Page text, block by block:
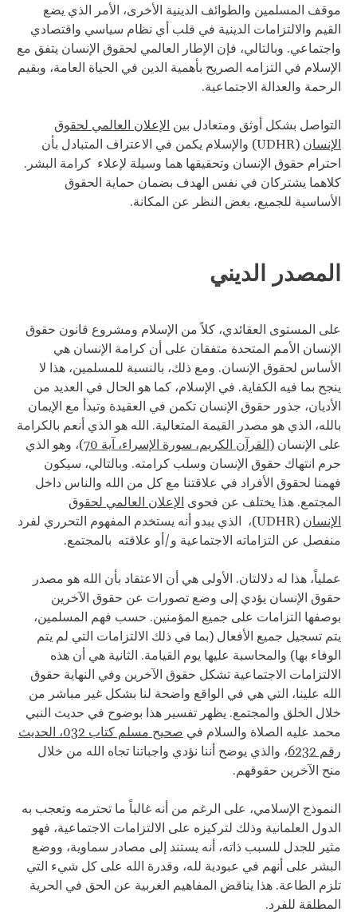
موقف المسلمين والطوائف الدينية الأخرى، الأمر الذي يضع
القيم والالتزامات الدينية في قلب أي نظام سياسي واقتصادي
واجتماعي. وبالتالي، فإن الإطار العالمي لحقوق الإنسان يتفق مع
الإسلام في التزامه الصريح بأهمية الدين في الحياة العامة، وبقيم
الرحمة والعدالة الاجتماعية.
التواصل بشكل أوثق ومتعادل بين الإعلان العالمي لحقوق
الإنسان
(UDHR) والإسلام يكمن في الاعتراف المتبادل بأن
احترام حقوق الإنسان وتحقيقها هما وسيلة لإعلاء كرامة البشر.
كلاهما يشتركان في نفس الهدف بضمان حماية الحقوق
الأساسية للجميع، بغض النظر عن المكانة.
المصدر الديني
على المستوى العقائدي، كلاً من الإسلام ومشروع قانون حقوق
الإنسان الأمم المتحدة متفقان على أن كرامة الإنسان هي
الأساس لحقوق الإنسان. ومع ذلك، بالنسبة للمسلمين، هذا لا
ينجح بما فيه الكفاية. في الإسلام، كما هو الحال في العديد من
الأديان، جذور حقوق الإنسان تكمن في العقيدة وتبدأ مع الإيمان
بالله، الذي هو مصدر القيمة المتعالية. الله هو الذي أنعم بالكرامة
على الإنسان (القرآن الكريم، سورة الإسراء، آية 70
)، وهو الذي
حرم انتهاك حقوق الإنسان وسلب كرامته. وبالتالي، سيكون
فهمنا لحقوق الأفراد في علاقتنا مع كل من الله والناس داخل
المجتمع. هذا يختلف عن فحوى الإعلان العالمي لحقوق
الإنسان
(UDHR)، الذي يبدو أنه يستخدم المفهوم التحرري لفرد
منفصل عن التزاماته الاجتماعية و/أو علاقته بالمجتمع.
عملياً، هذا له دلالتان. الأولى هي أن الاعتقاد بأن الله هو مصدر
حقوق الإنسان يؤدي إلى وضع تصورات عن حقوق الآخرين
بوصفها التزامات على جميع المؤمنين. حسب فهم المسلمين،
يتم تسجيل جميع الأفعال (بما في ذلك الالتزامات التي لم يتم
الوفاء بها) والمحاسبة عليها يوم القيامة. الثانية هي أن هذه
الالتزامات الاجتماعية تشكل حقوق الآخرين وفي النهاية حقوق
الله علينا، التي هي في الواقع واضحة لنا بشكل غير مباشر من
خلال الخلق والمجتمع. يظهر تفسير هذا بوضوح في حديث النبي
محمد عليه الصلاة والسلام في
صحيح مسلم كتاب 032، الحديث
رقم 6232
، والذي يوضح أننا نؤدي واجباتنا تجاه الله من خلال
منح الآخرين حقوقهم.
النموذج الإسلامي، على الرغم من أنه غالباً ما تحترمه وتعجب به
الدول العلمانية وذلك لتركيزه على الالتزامات الاجتماعية، فهو
مثير للجدل للسبب ذاته، أنه يستند إلى مصادر سماوية، ووضع
البشر على أنهم في عبودية لله، وقدرة الله على كل شيء التي
تلزم الطاعة. هذا يناقض المفاهيم الغربية عن الحق في الحرية
المطلقة للفرد.